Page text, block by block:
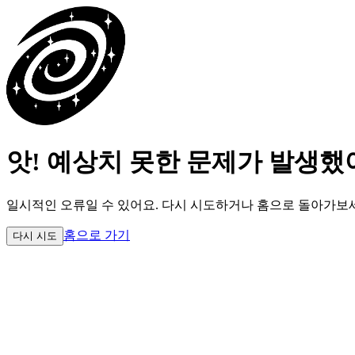
앗! 예상치 못한 문제가 발생했
일시적인 오류일 수 있어요. 다시 시도하거나 홈으로 돌아가보
다시 시도 홈으로 가기